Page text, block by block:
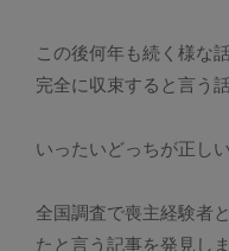
この後何年も続く様な
完全に収束すると言う
いったいどっちが正し
全国調査で喪主経験者
たと言う記事を発見しま